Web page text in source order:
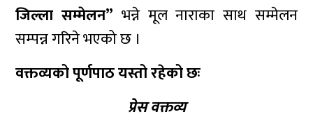
जिल्ला सम्मेलन” भन्ने मूल नाराका साथ सम्मेलन
सम्पन्न गरिने भएको छ ।
वक्तव्यको पूर्णपाठ यस्तो रहेको छः
प्रेस वक्तव्य